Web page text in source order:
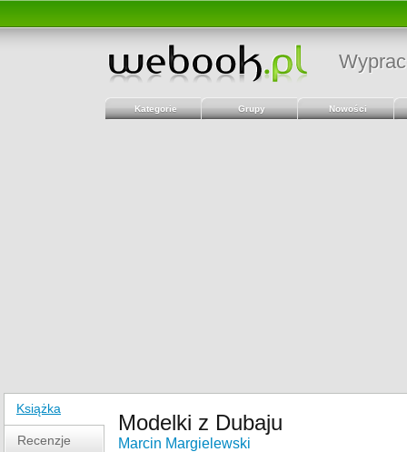
Kategorie Grupy Nowości
Książka
Recenzje
Modelki z Dubaju
Marcin Margielewski